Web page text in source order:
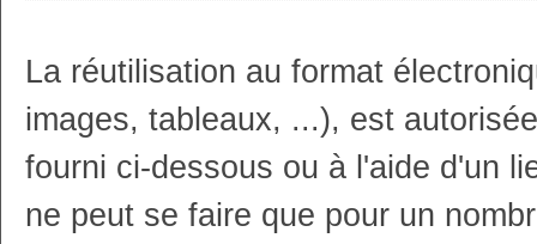
La réutilisation au format
images, tableaux, ...), est
fourni ci-dessous ou à l'aide d'un
ne peut se faire que pour un